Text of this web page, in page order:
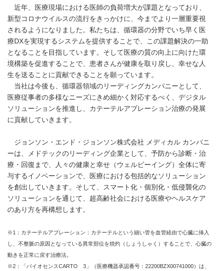
近年、医療現場における医師の負荷増大が課題となっており、
新型コロナウイルスの流行をきっかけに、今までより一層重要視
されるようになりました。私たちは、循環器の分野でいち早く医
療DXを実現するシステムを提供することで、この課題解決の一助
となることを目指しています。そして医療の質の向上に向けた環
境構築を促進することで、患者さんが健康を取り戻し、幸せな人
生を送ることに貢献できることを願っています。
当社は今後も、循環器領域のリーディングカンパニーとして、
医療従事者の多様なニーズにきめ細かく対応するべく、デジタル
ソリューションを推進し、カテーテルアブレーション治療の発展
に貢献していきます。
ジョンソン・エンド・ジョンソン株式会社 メディカル カンパニ
ーは、メドテックのリーディング企業として、予防から診断・治
療・回復まで、人々の健康と幸せ（ウェルビーイング）全体に寄
与するイノベーションで、医療における包括的なソリューション
を創出していきます。そして、スマート化・個別化・低侵襲化の
ソリューションを通じて、超高齢社会における医療やヘルスケア
のあり方を再構想します。
※1：カテーテルアブレーション：カテーテルという細い管を血管経由で心臓に挿入
し、不整脈の原因となっている異常部位を焼灼（しょうしゃく）することで、心臓の
動きを正常に戻す治療法。
※2：「バイオセンスCARTO 3」（医療機器承認番号：22200BZX00741000）は、